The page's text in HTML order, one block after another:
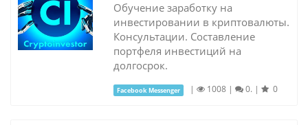
Обучение заработку на
инвестировании в криптовалюты.
Консультации. Составление
портфеля инвестиций на
долгосрок.
Facebook Messenger | 1008 | 0. | 0